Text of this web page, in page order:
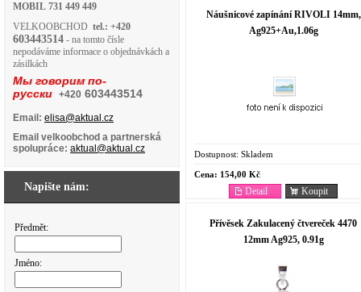
MOBIL 731 449 449
VELKOOBCHOD tel.: +420
603443514 - na tomto čísle
nepodáváme informace o objednávkách a
zásilkách
Мы говорим по-
русски +420 603443514
Email: elisa@aktual.cz
Email velkoobchod a partnerská
spolupráce: aktual@aktual.cz
Napište nám:
Předmět:
Jméno:
Náušnicové zapínání RIVOLI 14mm,
Ag925+Au,1.06g
Dostupnost: Skladem
Cena: 154,00 Kč
Koupit
Detail
Přívěsek Zakulacený čtvereček 4470
12mm Ag925, 0.91g